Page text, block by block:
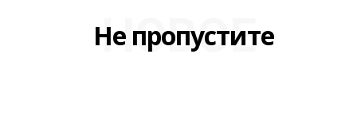
Не пропустите
НОВОЕ